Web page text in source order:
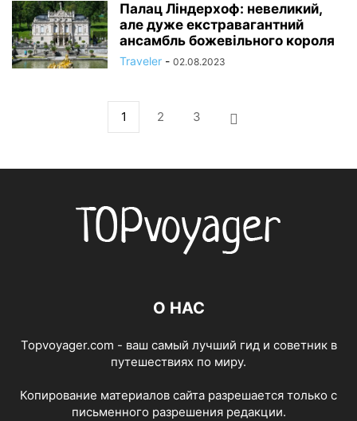
Палац Ліндерхоф: невеликий,
але дуже екстравагантний
ансамбль божевільного короля
Traveler - 02.08.2023
1 2 3
О НАС
Topvoyager.com - ваш самый лучший гид и советник в
путешествиях по миру.
Копирование материалов сайта разрешается только с
письменного разрешения редакции.